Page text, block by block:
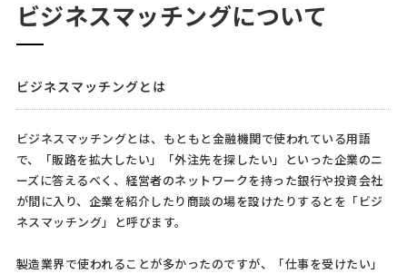
ビジネスマッチングについて
ビジネスマッチングとは
ビジネスマッチングとは、もともと金融機関で使われている用語
で、「販路を拡大したい」「外注先を探したい」といった企業のニ
ーズに答えるべく、経営者のネットワークを持った銀行や投資会社
が間に入り、企業を紹介したり商談の場を設けたりするとを「ビジ
ネスマッチング」と呼びます。
製造業界で使われることが多かったのですが、「仕事を受けたい」